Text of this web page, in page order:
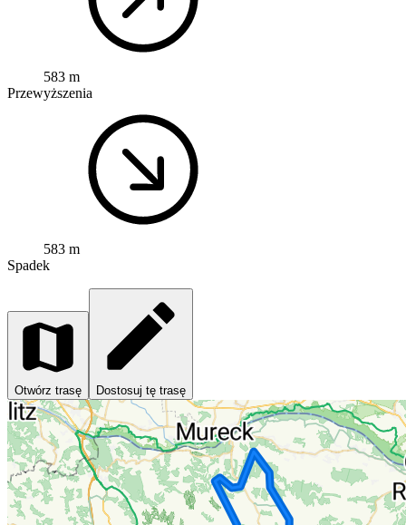
583 m
Przewyższenia
583 m
Spadek
Otwórz trasę Dostosuj tę trasę